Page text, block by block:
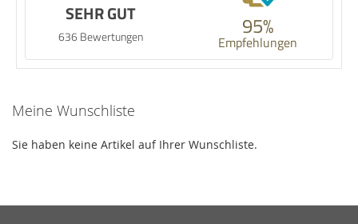
SEHR GUT
636 Bewertungen 95%
Empfehlungen
Meine Wunschliste
Sie haben keine Artikel auf Ihrer Wunschliste.